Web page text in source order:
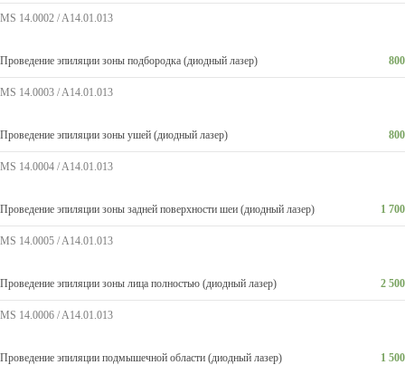
MS 14.0002 / A14.01.013
Проведение эпиляции зоны подбородка (диодный лазер) 800
MS 14.0003 / A14.01.013
Проведение эпиляции зоны ушей (диодный лазер) 800
MS 14.0004 / A14.01.013
Проведение эпиляции зоны задней поверхности шеи (диодный лазер) 1 700
MS 14.0005 / A14.01.013
Проведение эпиляции зоны лица полностью (диодный лазер) 2 500
MS 14.0006 / A14.01.013
Проведение эпиляции подмышечной области (диодный лазер) 1 500